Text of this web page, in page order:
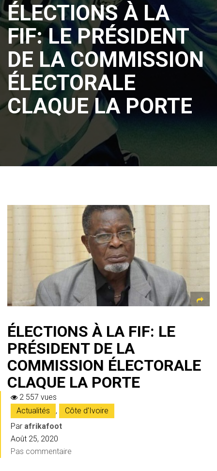
ÉLECTIONS À LA
FIF: LE PRÉSIDENT
DE LA COMMISSION
ÉLECTORALE
CLAQUE LA PORTE
ÉLECTIONS À LA FIF: LE
PRÉSIDENT DE LA
COMMISSION ÉLECTORALE
CLAQUE LA PORTE
2 557 vues
Actualités
,
Côte d'Ivoire
Par afrikafoot
Août 25, 2020
Pas commentaire